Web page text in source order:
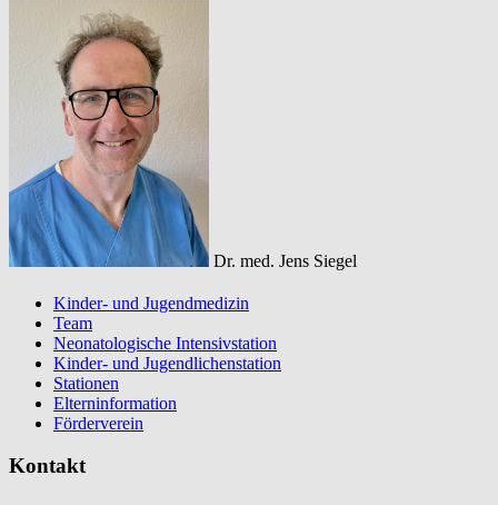
Dr. med. Jens Siegel
Kinder- und Jugendmedizin
Team
Neonatologische Intensivstation
Kinder- und Jugendlichenstation
Stationen
Elterninformation
Förderverein
Kontakt